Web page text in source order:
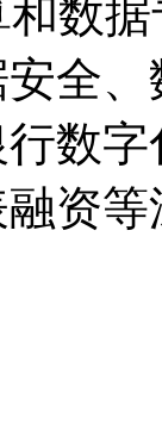
专业
全
行数
融资